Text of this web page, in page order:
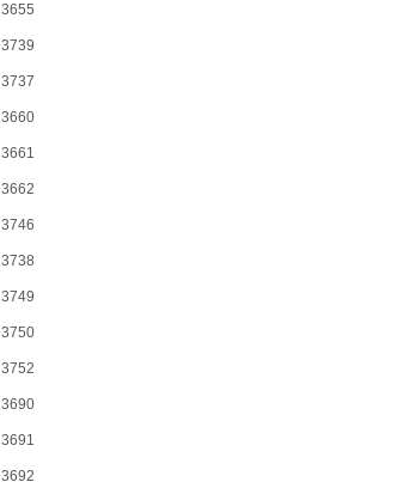
3655
3739
3737
3660
3661
3662
3746
3738
3749
3750
3752
3690
3691
3692